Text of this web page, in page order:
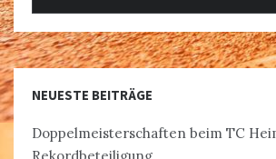
NEUESTE BEITRÄGE
Doppelmeisterschaften beim TC